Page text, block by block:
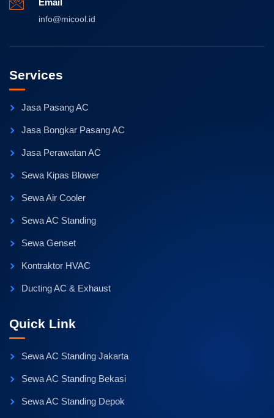
Email
info@micool.id
Services
Jasa Pasang AC
Jasa Bongkar Pasang AC
Jasa Perawatan AC
Sewa Kipas Blower
Sewa Air Cooler
Sewa AC Standing
Sewa Genset
Kontraktor HVAC
Ducting AC & Exhaust
Quick Link
Sewa AC Standing Jakarta
Sewa AC Standing Bekasi
Sewa AC Standing Depok